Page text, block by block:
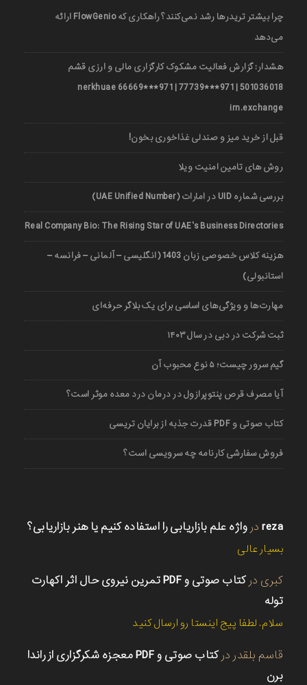
چرا بیشتر تریدرها رشد نمی‌کنند؟ راهکاری که FlowGenio ارائه
می‌دهد
هشدار: گزارش فعالیت مشکوک کارگزاری مالی و ارزی قشم
501036018 | 971***77739 | 971***66669 nerkhuae
irn.exchange
قبل از خرید میز و صندلی غذاخوری بخون!
روش های تامین امنیت ویلا
بررسی شماره UID در امارات (UAE Unified Number)
Real Company Bio: The Rising Star of UAE’s Business Directories
هزینه کلاس خصوصی زبان 1403 (انگلیسی – آلمانی – فرانسه –
استانبولی)
مهارت‌ها و ویژگی‌های اساسی برای یک بلاگر حرفه‌ای
ثبت شرکت در دبی در سال ۱۴۰۳
گیم سرور چیست؛ ۵ نوع محبوب آن
آیا مصرف قرص پنتوپرازول در درمان درد معده موثر است؟
کتاب صوتی و PDF قدرت جذبه از برایان تریسی
فروش سفارشی کارنامه چه سرویسی است؟
reza در واژه علم بازاریابی را استفاده کنیم یا هنر بازاریابی؟
بسیار عالی
کبری در
کتاب صوتی و PDF تمرین نیروی حال اثر اکهارت
توله
سلام. لطفا پیج اینستا رو ارسال کنید
قاسم بلقدر در
کتاب صوتی و PDF معجزه شکرگزاری از راندا
برن